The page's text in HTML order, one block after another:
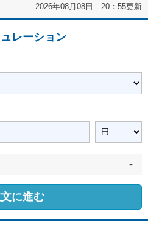
2026年08月08日 20：55更新
レーション
-
に進む